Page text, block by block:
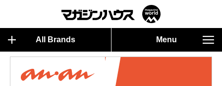
All Brands Menu